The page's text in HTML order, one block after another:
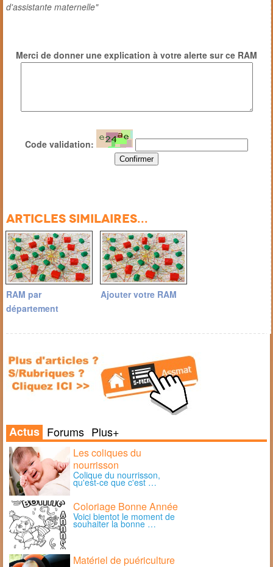
d'assistante maternelle"
Merci de donner une explication à votre alerte sur ce RAM
Code validation:
Articles similaires...
RAM par
département
Ajouter votre RAM
Actus Forums Plus+
Les coliques du
nourrisson
Colique du nourrisson,
qu'est-ce que c'est …
Coloriage Bonne Année
Voici bientot le moment de
souhaiter la bonne …
Matériel de puériculture